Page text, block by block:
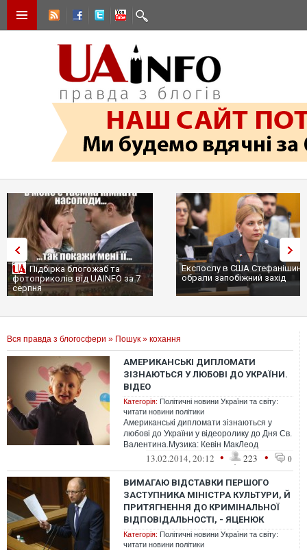
Підбірка блогожаб та
фотоприколів від UAINFO за 7
серпня
Експослу в США
обрали запобіжний захід
Вся правда з блогосфери » Пошук » кохання
АМЕРИКАНСЬКІ ДИПЛОМАТИ
ЗІЗНАЮТЬСЯ У ЛЮБОВІ ДО УКРАЇНИ.
ВІДЕО
Категорія: Політичні новини України та світу:
читати новини політики
Американські дипломати зізнаються у
любові до України у відеоролику до Дня Св.
Валентина.Музика: Кевін МакЛеод
13.02.2014, 20:12 • 223 • 0
ВИМАГАЮ ВІДСТАВКИ ПЕРШОГО
ЗАСТУПНИКА МІНІСТРА КУЛЬТУРИ, Й
ПРИТЯГНЕННЯ ДО КРИМІНАЛЬНОЇ
ВІДПОВІДАЛЬНОСТІ, - ЯЦЕНЮК
Категорія: Політичні новини України та світу:
читати новини політики